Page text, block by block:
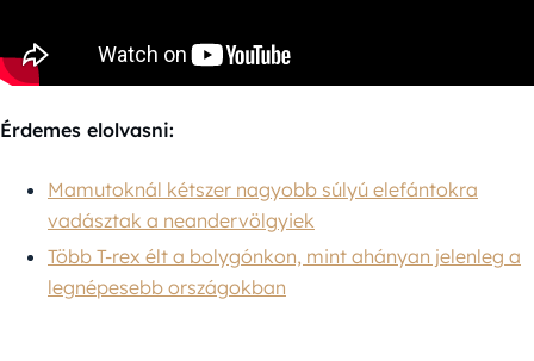
Érdemes elolvasni:
Mamutoknál kétszer nagyobb súlyú elefántokra
vadásztak a neandervölgyiek
Több T-rex élt a bolygónkon, mint ahányan jelenleg a
legnépesebb országokban